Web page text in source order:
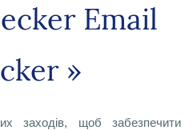
Email
»
заходів, щоб забезпечити